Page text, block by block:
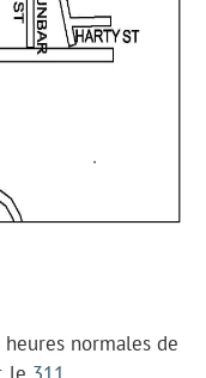
normales de
le 311.